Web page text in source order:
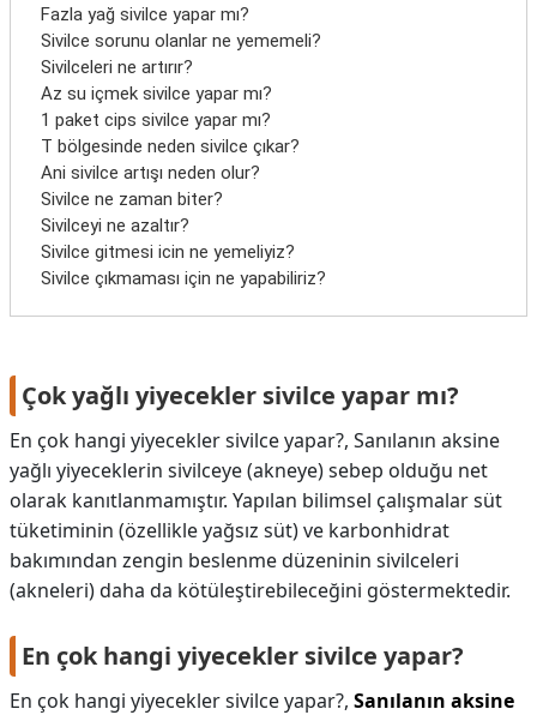
Fazla yağ sivilce yapar mı?
Sivilce sorunu olanlar ne yememeli?
Sivilceleri ne artırır?
Az su içmek sivilce yapar mı?
1 paket cips sivilce yapar mı?
T bölgesinde neden sivilce çıkar?
Ani sivilce artışı neden olur?
Sivilce ne zaman biter?
Sivilceyi ne azaltır?
Sivilce gitmesi icin ne yemeliyiz?
Sivilce çıkmaması için ne yapabiliriz?
Çok yağlı yiyecekler sivilce yapar mı?
En çok hangi yiyecekler sivilce yapar?, Sanılanın aksine
yağlı yiyeceklerin sivilceye (akneye) sebep olduğu net
olarak kanıtlanmamıştır. Yapılan bilimsel çalışmalar süt
tüketiminin (özellikle yağsız süt) ve karbonhidrat
bakımından zengin beslenme düzeninin sivilceleri
(akneleri) daha da kötüleştirebileceğini göstermektedir.
En çok hangi yiyecekler sivilce yapar?
En çok hangi yiyecekler sivilce yapar?, Sanılanın aksine